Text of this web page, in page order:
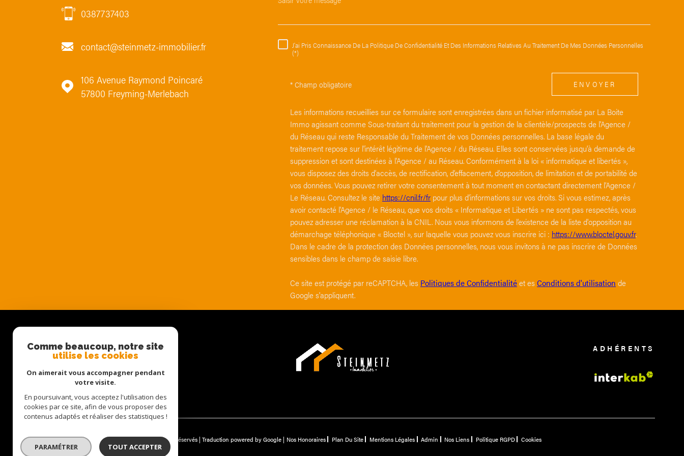
0387737403
contact@steinmetz-immobilier.fr
106 Avenue Raymond Poincaré
57800
Freyming-Merlebach
RÈGLEMENTATION
J'ai Pris Connaissance De La Politique De Confidentialité Et Des Informations Relatives Au Traitement De Mes Données Personnelles
(*)
* Champ obligatoire ENVOYER
Les informations recueillies sur ce formulaire sont enregistrées dans un fichier informatisé par La Boite
Immo agissant comme Sous-traitant du traitement pour la gestion de la clientèle/prospects de l'Agence /
du Réseau qui reste Responsable du Traitement de vos Données personnelles. La base légale du
traitement repose sur l'intérêt légitime de l'Agence / du Réseau. Elles sont conservées jusqu'à demande de
suppression et sont destinées à l'Agence / au Réseau. Conformément à la loi « informatique et libertés »,
vous disposez des droits d’accès, de rectification, d’effacement, d’opposition, de limitation et de portabilité de
vos données. Vous pouvez retirer votre consentement à tout moment en contactant directement l’Agence /
Le Réseau. Consultez le site https://cnil.fr/fr pour plus d’informations sur vos droits. Si vous estimez, après
avoir contacté l'Agence / le Réseau, que vos droits « Informatique et Libertés » ne sont pas respectés, vous
pouvez adresser une réclamation à la CNIL. Nous vous informons de l’existence de la liste d'opposition au
démarchage téléphonique « Bloctel », sur laquelle vous pouvez vous inscrire ici : https://www.bloctel.gouv.fr.
Dans le cadre de la protection des Données personnelles, nous vous invitons à ne pas inscrire de Données
sensibles dans le champ de saisie libre.
Ce site est protégé par reCAPTCHA, les Politiques de Confidentialitéet esConditions d'utilisation de
Google s'appliquent.
SE CONNECTER
ESPACE PROPRIÉTAIRE
ADHÉRENTS
© 2026 | Tous droits réservés | Traduction powered by Google | Nos Honoraires Plan Du Site Mentions Légales Admin Nos Liens Politique RGPD Cookies
Comme beaucoup, notre site
utilise les cookies
On aimerait vous accompagner pendant
votre visite.
En poursuivant, vous acceptez l'utilisation des
cookies par ce site, afin de vous proposer des
contenus adaptés et réaliser des statistiques !
PARAMÉTRER TOUT ACCEPTER